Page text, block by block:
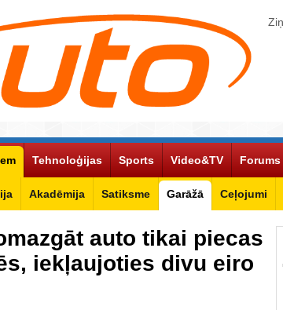
Akadēmija Satiksme Garāžā Ceļojumi
Tehnoloģijas Sports Video&TV Forums
auto tikai piecas
iekļaujoties divu eiro